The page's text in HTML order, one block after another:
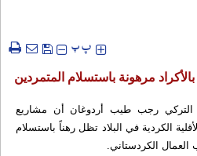
‍‍‍ پپ
مرهونة باستسلام المتمردين
التركي رجب طيب أردوغان أن مشاريع
الكردية في البلاد تظل رهناً باستسلام
العمال الكردستاني.